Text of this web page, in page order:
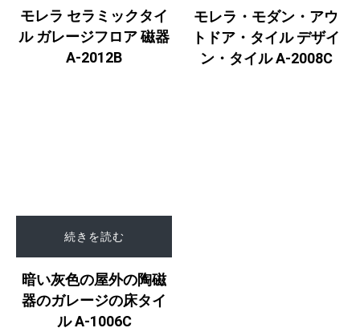
モレラ セラミックタイ
ル ガレージフロア 磁器
A-2012B
モレラ・モダン・アウ
トドア・タイル デザイ
ン・タイル A-2008C
続きを読む
暗い灰色の屋外の陶磁
器のガレージの床タイ
ル A-1006C